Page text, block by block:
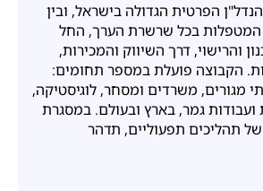
הפרטית הגדולה בישראל, ובין
המטפלות בכל שרשרת הערך, החל
והרישוי, דרך השיווק והמכירות,
הקבוצה פועלת במספר תחומים:
מגורים, משרדים ומסחר, לוגיסטיקה,
ועבודות גמר, בארץ ובעולם. במסגרת
של תהליכים תפעוליים, תדהר